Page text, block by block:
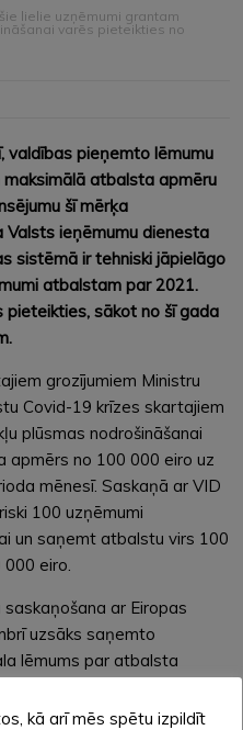
lielie uzņēmumi grantam
varēs pieteikties no
valdības pieņemto lēmumu
atbalsta apmēru
šī mērķa
Valsts ieņēmumu dienesta
sistēmā ir tehniski jāpielāgo
atbalstam par 2021.
pieteikties, sākot no šī gada
grozījumiem Ministru
Covid-19 krīzes skartajiem
plūsmas nodrošināšanai
apmērs no 100 000 eiro uz
mēnesī. Saskaņā ar VID
100 uzņēmumi
un saņemt atbalstu virs 100
eiro.
ar Eiropas
uzsāks saņemto
lēmums par atbalsta
Komisijas saskaņojuma
kā arī mēs spētu izpildīt